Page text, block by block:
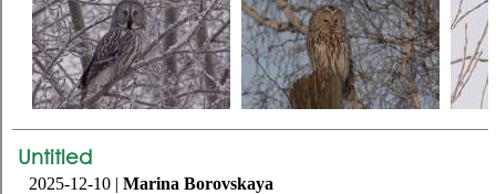
Untitled
2025-12-10 | Marina Borovskaya